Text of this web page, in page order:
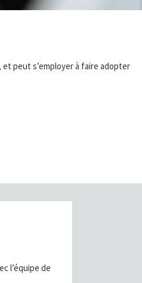
peut s’employer à faire adopter
l’équipe de